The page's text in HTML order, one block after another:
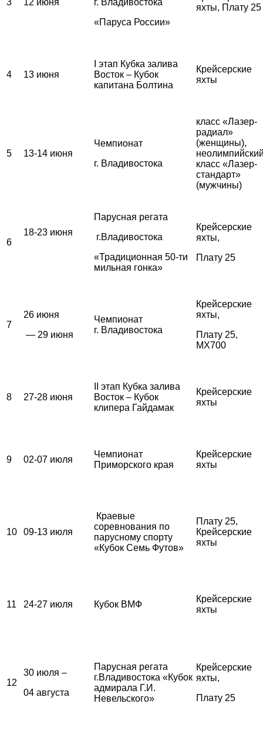
«Паруса России»
яхты, Плату 25
4 13 июня
I этап Кубка залива
Восток – Кубок
капитана Болтина
Крейсерские
яхты
5 13-14 июня
Чемпионат
г. Владивостока
класс «Лазер-
радиал»
(женщины),
класс «Лазер-
стандарт»
(мужчины)
6
18-23 июня
Парусная регата
г.Владивостока
«Традиционная 50-ти
мильная гонка»
Крейсерские
яхты,
Плату 25
7
26 июня
— 29 июня
Чемпионат
г. Владивостока
Крейсерские
яхты,
Плату 25,
MX700
8 27-28 июня
II этап Кубка залива
Восток – Кубок
клипера Гайдамак
Крейсерские
яхты
9 02-07 июля
Чемпионат
Приморского края
Крейсерские
яхты
10 09-13 июля
Краевые
соревнования по
парусному спорту
«Кубок Семь Футов»
Плату 25,
Крейсерские
яхты
11 24-27 июля Кубок ВМФ
Крейсерские
яхты
12
30 июля –
04 августа
Парусная регата
г.Владивостока «Кубок
адмирала Г.И.
Невельского»
Крейсерские
яхты,
Плату 25